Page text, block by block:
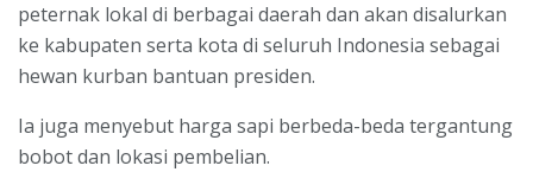
peternak lokal di berbagai daerah dan akan disalurkan
ke kabupaten serta kota di seluruh Indonesia sebagai
hewan kurban bantuan presiden.
Ia juga menyebut harga sapi berbeda-beda tergantung
bobot dan lokasi pembelian.